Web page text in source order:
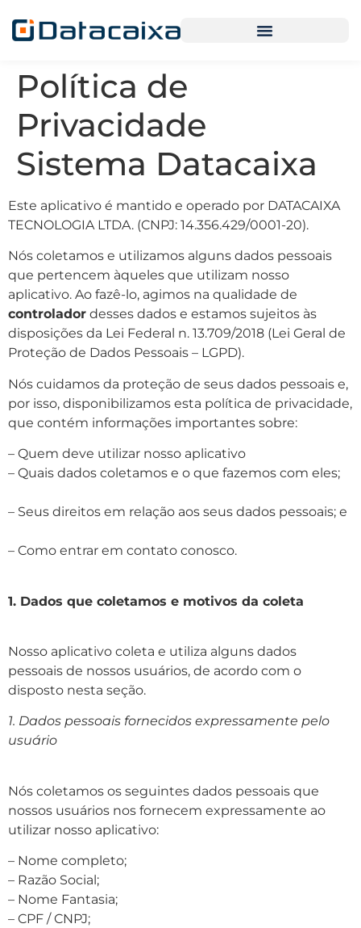
Política de
Privacidade
Sistema Datacaixa
Este aplicativo é mantido e operado por DATACAIXA
TECNOLOGIA LTDA. (CNPJ: 14.356.429/0001-20).
Nós coletamos e utilizamos alguns dados pessoais
que pertencem àqueles que utilizam nosso
aplicativo. Ao fazê-lo, agimos na qualidade de
controlador desses dados e estamos sujeitos às
disposições da Lei Federal n. 13.709/2018 (Lei Geral de
Proteção de Dados Pessoais – LGPD).
Nós cuidamos da proteção de seus dados pessoais e,
por isso, disponibilizamos esta política de privacidade,
que contém informações importantes sobre:
– Quem deve utilizar nosso aplicativo
– Quais dados coletamos e o que fazemos com eles;
– Seus direitos em relação aos seus dados pessoais; e
– Como entrar em contato conosco.
1. Dados que coletamos e motivos da coleta
Nosso aplicativo coleta e utiliza alguns dados
pessoais de nossos usuários, de acordo com o
disposto nesta seção.
1. Dados pessoais fornecidos expressamente pelo
usuário
Nós coletamos os seguintes dados pessoais que
nossos usuários nos fornecem expressamente ao
utilizar nosso aplicativo:
– Nome completo;
– Razão Social;
– Nome Fantasia;
– CPF / CNPJ;